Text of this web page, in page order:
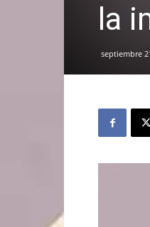
la
septiembre